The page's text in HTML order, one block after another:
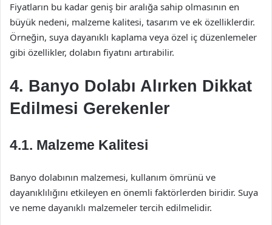
Fiyatların bu kadar geniş bir aralığa sahip olmasının en
büyük nedeni, malzeme kalitesi, tasarım ve ek özelliklerdir.
Örneğin, suya dayanıklı kaplama veya özel iç düzenlemeler
gibi özellikler, dolabın fiyatını artırabilir.
4. Banyo Dolabı Alırken Dikkat
Edilmesi Gerekenler
4.1. Malzeme Kalitesi
Banyo dolabının malzemesi, kullanım ömrünü ve
dayanıklılığını etkileyen en önemli faktörlerden biridir. Suya
ve neme dayanıklı malzemeler tercih edilmelidir.